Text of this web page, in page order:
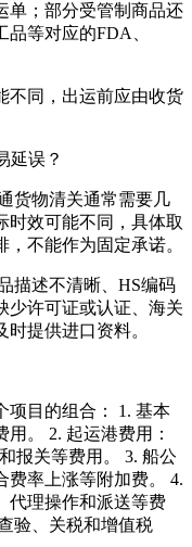
单；部分受管制商品还
等对应的FDA、
不同，出运前应由收货
延误？
货物清关通常需要几
时效可能不同，具体取
不能作为固定承诺。
描述不清晰、HS编码
少许可证或认证、海关
提供进口资料。
项目的组合： 1. 基本
。 2. 起运港费用：
报关等费用。 3. 船公
费率上涨等附加费。 4.
代理操作和派送等费
验、关税和增值税